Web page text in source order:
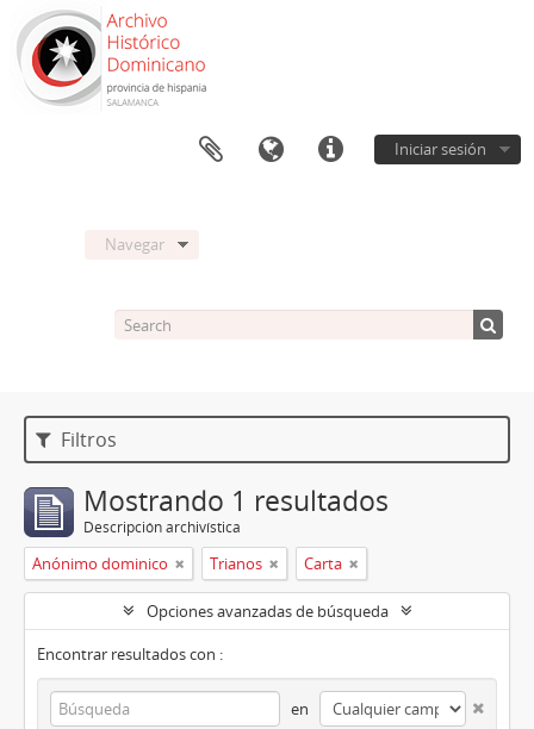
Iniciar sesión
Navegar
Filtros
Mostrando 1 resultados
Descripción archivística
Anónimo dominico Trianos Carta
Opciones avanzadas de búsqueda
Encontrar resultados con :
en